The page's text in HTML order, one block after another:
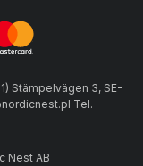
Stämpelvägen 3, SE-
Tel.
Nest AB